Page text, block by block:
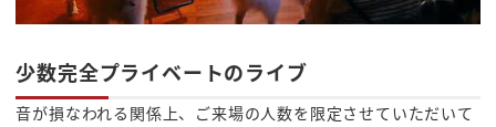
少数完全プライベートのライブ
音が損なわれる関係上、ご来場の人数を限定させていただいて